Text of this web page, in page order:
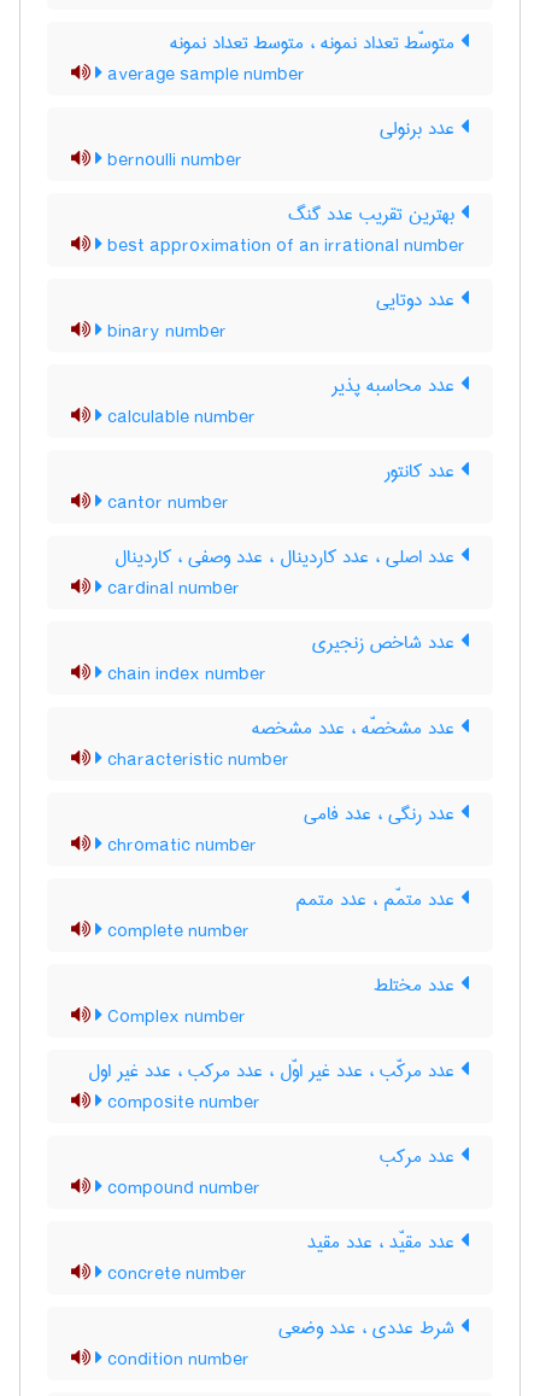
متوسّط تعداد نمونه ، متوسط تعداد نمونه
average sample number
عدد برنولی
bernoulli number
بهترین تقریب عدد گنگ
best approximation of an irrational number
عدد دوتایی
binary number
عدد محاسبه پذیر
calculable number
عدد کانتور
cantor number
عدد اصلی ، عدد کاردینال ، عدد وصفی ، کاردینال
cardinal number
عدد شاخص زنجیری
chain index number
عدد مشخصّه ، عدد مشخصه
characteristic number
عدد رنگی ، عدد فامی
chromatic number
عدد متمّم ، عدد متمم
complete number
عدد مختلط
Complex number
عدد مرکّب ، عدد غیر اوّل ، عدد مرکب ، عدد غیر اول
composite number
عدد مرکب
compound number
عدد مقیّد ، عدد مقید
concrete number
شرط عددی ، عدد وضعی
condition number